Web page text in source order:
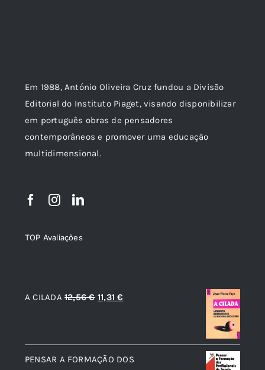
Em 1988, António Oliveira Cruz fundou a Divisão
Editorial do Instituto Piaget, visando disponibilizar
em português obras de pensadores
contemporâneos e promover uma educação
multidimensional.
TOP Avaliações
A CILADA 12,56€ O
era:
12,56 €.
11,31€
é:
11,31 €.
PENSAR A FORMAÇÃO DOS